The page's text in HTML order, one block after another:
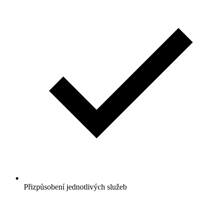
Přizpůsobení jednotlivých služeb